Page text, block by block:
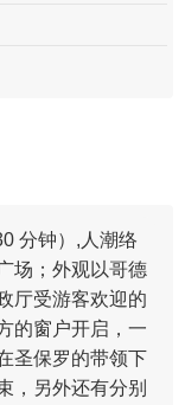
分钟）,人潮络
场；外观以哥德
厅受游客欢迎的
的窗户开启，一
圣保罗的带领下
，另外还有分别